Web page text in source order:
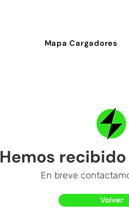
Mapa Cargadores
Hemos
En breve
Volver